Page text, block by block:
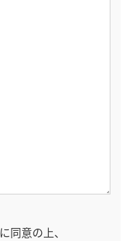
に同意の上、